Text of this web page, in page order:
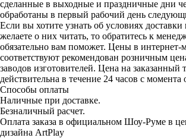
сделанные в выходные и праздничные дни
обработаны в первый рабочий день
Если вы хотите узнать об условиях
желаете о них читать, то обратитесь к
обязательно вам поможет. Цены в интернет-
соответствуют рекомендован розничным
заводов изготовителей. Цена на заказанный
действительна в течение 24 часов с момента
Способы оплаты
Наличные при доставке.
Безналичный расчет.
Оплата заказа в официальном Шоу-Руме в
дизайна ArtPlay